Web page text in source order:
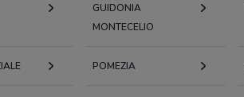
GUIDONIA
MONTECELIO
POMEZIA